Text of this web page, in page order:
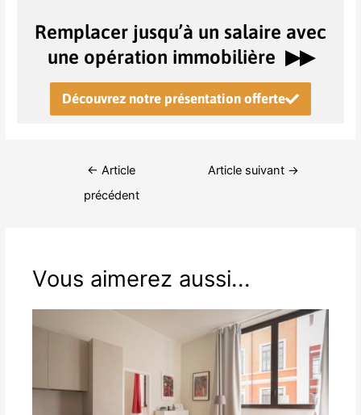
Remplacer jusqu’à un salaire avec
une opération immobilière ▶︎▶︎
Découvrez notre présentation offerte
← Article
précédent
Article suivant →
Vous aimerez aussi...